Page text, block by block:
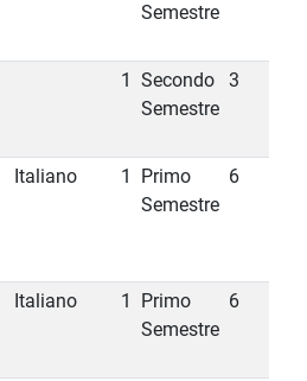
Semestre
1
Secondo
Semestre
3
Italiano 1
Primo
Semestre
6
Italiano 1
Primo
Semestre
6